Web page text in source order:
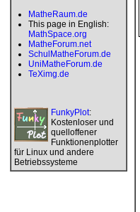
MatheRaum.de
This page in English:
MathSpace.org
MatheForum.net
SchulMatheForum.de
UniMatheForum.de
TeXimg.de
FunkyPlot:
Kostenloser und
quelloffener
Funktionenplotter
für Linux und andere
Betriebssysteme